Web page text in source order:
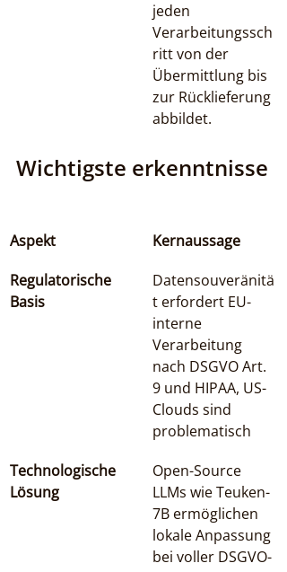
jeden
Verarbeitungssch
ritt von der
Übermittlung bis
zur Rücklieferung
abbildet.
Wichtigste erkenntnisse
Aspekt
Kernaussage
Regulatorische
Basis
Datensouveränitä
t erfordert EU-
interne
Verarbeitung
nach DSGVO Art.
9 und HIPAA, US-
Clouds sind
problematisch
Technologische
Lösung
Open-Source
LLMs wie Teuken-
7B ermöglichen
lokale Anpassung
bei voller DSGVO-